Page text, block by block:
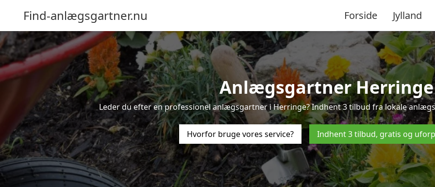
Find-anlægsgartner.nu Forside Jylland
Anlægsgartner Herringe
Leder du efter en professionel anlægsgartner i Herringe? Indhent 3 tilbud fra lokale
Hvorfor bruge vores service? Indhent 3 tilbud, gratis og